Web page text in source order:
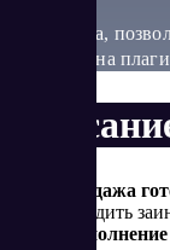
Платформа,
Проверка на
Продажа
находить